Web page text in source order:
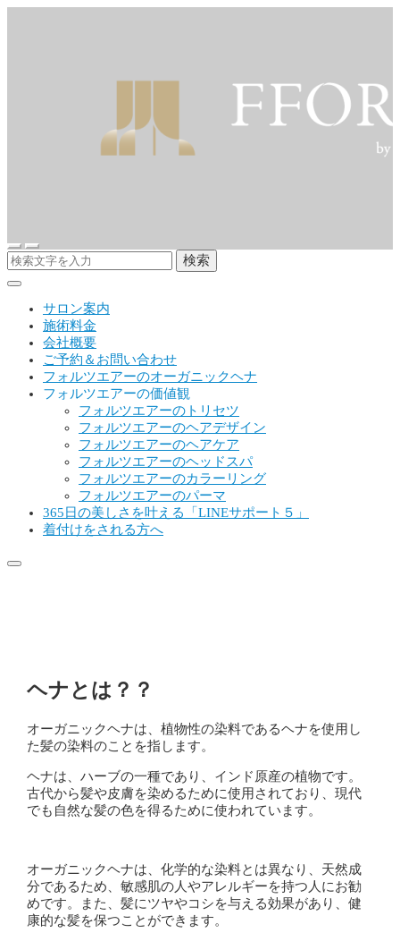
検索
サロン案内
施術料金
会社概要
ご予約＆お問い合わせ
フォルツエアーのオーガニックヘナ
フォルツエアーの価値観
フォルツエアーのトリセツ
フォルツエアーのヘアデザイン
フォルツエアーのヘアケア
フォルツエアーのヘッドスパ
フォルツエアーのカラーリング
フォルツエアーのパーマ
365日の美しさを叶える「LINEサポート５」
着付けをされる方へ
ヘナとは？？
オーガニックヘナは、植物性の染料であるヘナを使用し
た髪の染料のことを指します。
ヘナは、ハーブの一種であり、インド原産の植物です。
古代から髪や皮膚を染めるために使用されており、現代
でも自然な髪の色を得るために使われています。
オーガニックヘナは、化学的な染料とは異なり、天然成
分であるため、敏感肌の人やアレルギーを持つ人にお勧
めです。また、髪にツヤやコシを与える効果があり、健
康的な髪を保つことができます。